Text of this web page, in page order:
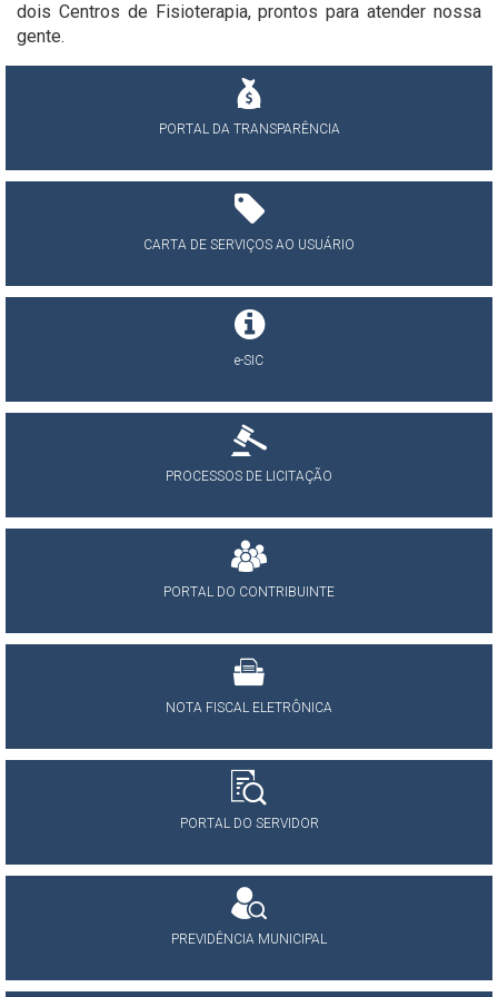
dois Centros de Fisioterapia, prontos para atender nossa
gente.
PORTAL DA TRANSPARÊNCIA
CARTA DE SERVIÇOS AO USUÁRIO
e-SIC
PROCESSOS DE LICITAÇÃO
PORTAL DO CONTRIBUINTE
NOTA FISCAL ELETRÔNICA
PORTAL DO SERVIDOR
PREVIDÊNCIA MUNICIPAL